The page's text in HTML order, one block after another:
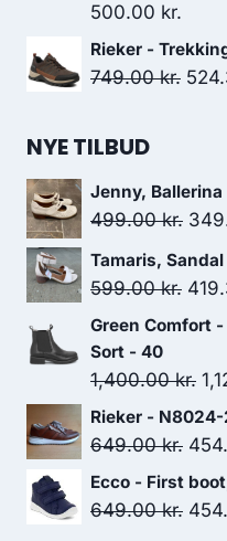
500.00 kr.
Rieker -
749.00kr. Den
NYE TILBUD
Jenny,
499.00kr. Den
pris
Tamaris,
599.00kr. Den
var:
Green Comfort
Sort - 40
1,400.00kr.
Rieker -
649.00kr. Den
pris
Ecco - First
649.00kr. Den